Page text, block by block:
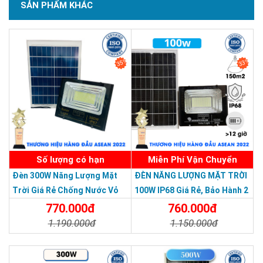
ngày
Thông số kỹ thuật đèn năng lượng mặt trời
JD-8840L
• Công suất đèn: 40W
• Bảng điều khiển năng lượng mặt trời: Polycrystal 6V35W
• Số lượng bóng LED: 110 Chíp led SMD 5730 công suất cao
SẢN PHẨM CHẤT LƯỢNG - DỊCH VỤ TIN DÙNG LẦN VII - 2020
SẢN PHẨM KHÁC
35%
Số lượng có hạn
Đèn 300W Năng Lượng Mặt
Trời Giá Rẻ Chống Nước Vỏ
Nhôm Đúc770.000đ
1.190.000đ
33%
Miễn Phí Vận Chuyển
ĐÈN NĂNG LƯỢNG MẶT TRỜI
100W IP68 Giá Rẻ, Bảo Hành 2
760.000đ
1.150.000đ